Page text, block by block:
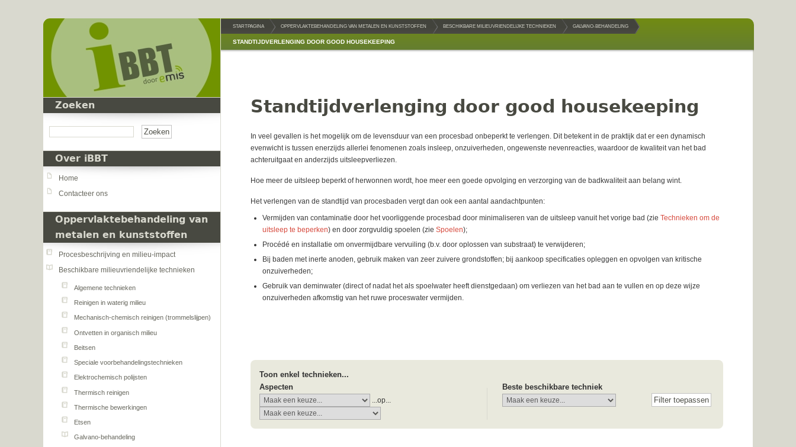
Zoeken
Over iBBT
Home
Contacteer ons
Oppervlaktebehandeling van
metalen en kunststoffen
Procesbeschrijving en milieu-impact
Beschikbare milieuvriendelijke technieken
Algemene technieken
Reinigen in waterig milieu
Mechanisch-chemisch reinigen (trommelslijpen)
Ontvetten in organisch milieu
Beitsen
Speciale voorbehandelingstechnieken
Elektrochemisch polijsten
Thermisch reinigen
Thermische bewerkingen
Etsen
Galvano-behandeling
STARTPAGINA OPPERVLAKTEBEHANDELING VAN METALEN EN KUNSTSTOFFEN BESCHIKBARE MILIEUVRIENDELIJKE TECHNIEKEN GALVANO-BEHANDELING
STANDTIJDVERLENGING DOOR GOOD HOUSEKEEPING
Standtijdverlenging door good housekeeping
In veel gevallen is het mogelijk om de levensduur van een procesbad onbeperkt te verlengen. Dit betekent in de praktijk dat er een dynamisch
evenwicht is tussen enerzijds allerlei fenomenen zoals insleep, onzuiverheden, ongewenste nevenreacties, waardoor de kwaliteit van het bad
achteruitgaat en anderzijds uitsleepverliezen.
Hoe meer de uitsleep beperkt of herwonnen wordt, hoe meer een goede opvolging en verzorging van de badkwaliteit aan belang wint.
Het verlengen van de standtijd van procesbaden vergt dan ook een aantal aandachtpunten:
­Vermijden van contaminatie door het voorliggende procesbad door minimaliseren van de uitsleep vanuit het vorige bad (zie Technieken om de
uitsleep te beperken) en door zorgvuldig spoelen (zie Spoelen);
Procédé en installatie om onvermijdbare vervuiling (b.v. door oplossen van substraat) te verwijderen;
Bij baden met inerte anoden, gebruik maken van zeer zuivere grondstoffen; bij aankoop specificaties opleggen en opvolgen van kritische
onzuiverheden;
Gebruik van deminwater (direct of nadat het als spoelwater heeft dienstgedaan) om verliezen van het bad aan te vullen en op deze wijze
onzuiverheden afkomstig van het ruwe proceswater vermijden.
Toon enkel technieken...
Aspecten
...op...
Beste beschikbare techniek